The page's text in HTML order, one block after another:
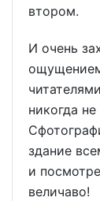
втором.
И очень
никогда
здание
и
величаво!